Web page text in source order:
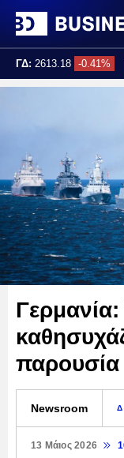
ΓΔ: 2613.18 -0.41%
παρουσία
Newsroom
13 Μάιος 2026